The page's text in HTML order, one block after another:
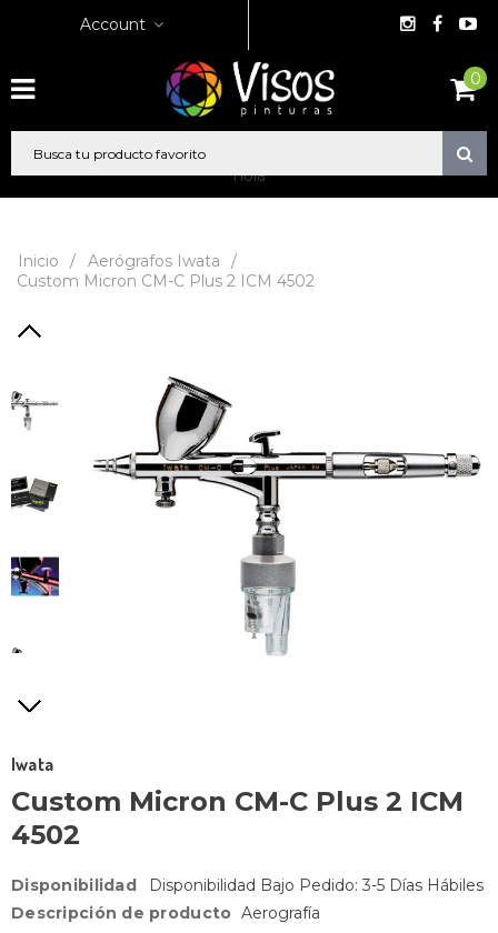
Account
0
hola
Inicio / Aerógrafos Iwata
/
Custom Micron CM-C Plus 2 ICM 4502
Iwata
Custom Micron CM-C Plus 2 ICM
4502
Disponibilidad
Disponibilidad Bajo Pedido: 3-5 Días Hábiles
Descripción de producto Aerografía